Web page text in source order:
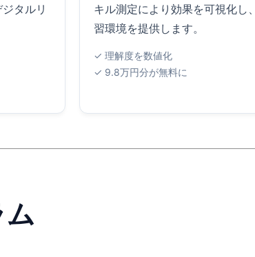
タルリ
キル測定により効果を可視化し
習環境を提供します。
✓ 理解度を数値化
✓ 9.8万円分が無料に